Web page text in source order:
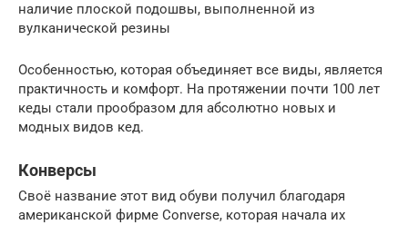
наличие плоской подошвы, выполненной из
вулканической резины
Особенностью, которая объединяет все виды, является
практичность и комфорт. На протяжении почти 100 лет
кеды стали прообразом для абсолютно новых и
модных видов кед.
Конверсы
Своё название этот вид обуви получил благодаря
американской фирме Converse, которая начала их